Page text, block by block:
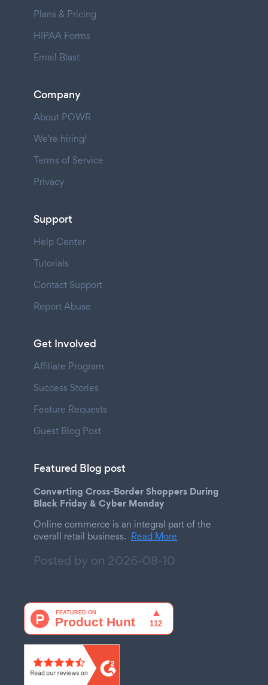
Plans & Pricing
HIPAA Forms
Email Blast
Company
About POWR
We're hiring!
Terms of Service
Privacy
Support
Help Center
Tutorials
Contact Support
Report Abuse
Get Involved
Affiliate Program
Success Stories
Feature Requests
Guest Blog Post
Featured Blog post
Converting Cross-Border Shoppers During
Black Friday & Cyber Monday
Online commerce is an integral part of the
overall retail business. Read More
Posted by on 2026-08-10